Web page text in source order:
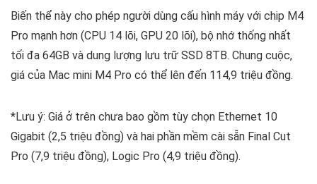
Biến thể này cho phép người dùng cấu hình máy với chip M4
Pro mạnh hơn (CPU 14 lõi, GPU 20 lõi), bộ nhớ thống nhất
tối đa 64GB và dung lượng lưu trữ SSD 8TB. Chung cuộc,
giá của Mac mini M4 Pro có thể lên đến 114,9 triệu đồng.
*Lưu ý: Giá ở trên chưa bao gồm tùy chọn Ethernet 10
Gigabit (2,5 triệu đồng) và hai phần mềm cài sẵn Final Cut
Pro (7,9 triệu đồng), Logic Pro (4,9 triệu đồng).